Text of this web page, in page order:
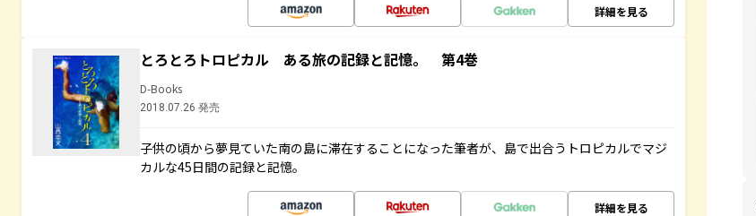
詳細を見る
とろとろトロピカル ある旅の記録と記憶。 第4巻
D-Books
2018.07.26 発売
子供の頃から夢見ていた南の島に滞在することになった筆者が、島で出合うトロピカルでマジ
カルな45日間の記録と記憶。
詳細を見る